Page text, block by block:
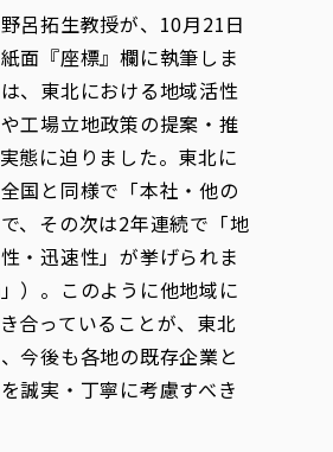
行為の防止等に関する対応
東北福祉大学通信」
ンゼミⅠ）について
テキスト等）
集）
定結果（国見キャンパス）
業報告
172条の2に基づく情報公開
報の公表
履行状況報告書
科
ント学科
会福祉学専攻 修士課程
会福祉学専攻 博士課程
祉心理学専攻 修士課程
専攻 修士課程
学研究科 社会福祉学専攻 修士課程
祉学研究科 福祉心理学専攻 修士課程
部・大学院）
リアサポート
リア教育
案内
ついて
ンターンシップ検索サイト（キャリタス
援体制
報提供へのご協力のお願い
ー
students
国際交流の活動
社会連携・研究 TOP
究活動
活動
紹介
要・リポジトリ
リポジトリ
職センター特別支援教育研究年報一覧
報
ジトリ
アクセス方針
防及びデジタルデバイド解消に向けた産
ュラー車いす開発
携 ～ 「行学一如」の実践
携活動
動
み
活動報告書
口
講座
の主な協定
な協定
教育
生涯教育・キャリア教育TOP
講座
研究セミナー
室
ム
人
いて
用
会
システム
呂拓生教授が、10月21日
面『座標』欄に執筆しま
、東北における地域活性
工場立地政策の提案・推
態に迫りました。東北に
国と同様で「本社・他の
、その次は2年連続で「地
・迅速性」が挙げられま
）。このように他地域に
合っていることが、東北
今後も各地の既存企業と
誠実・丁寧に考慮すべき